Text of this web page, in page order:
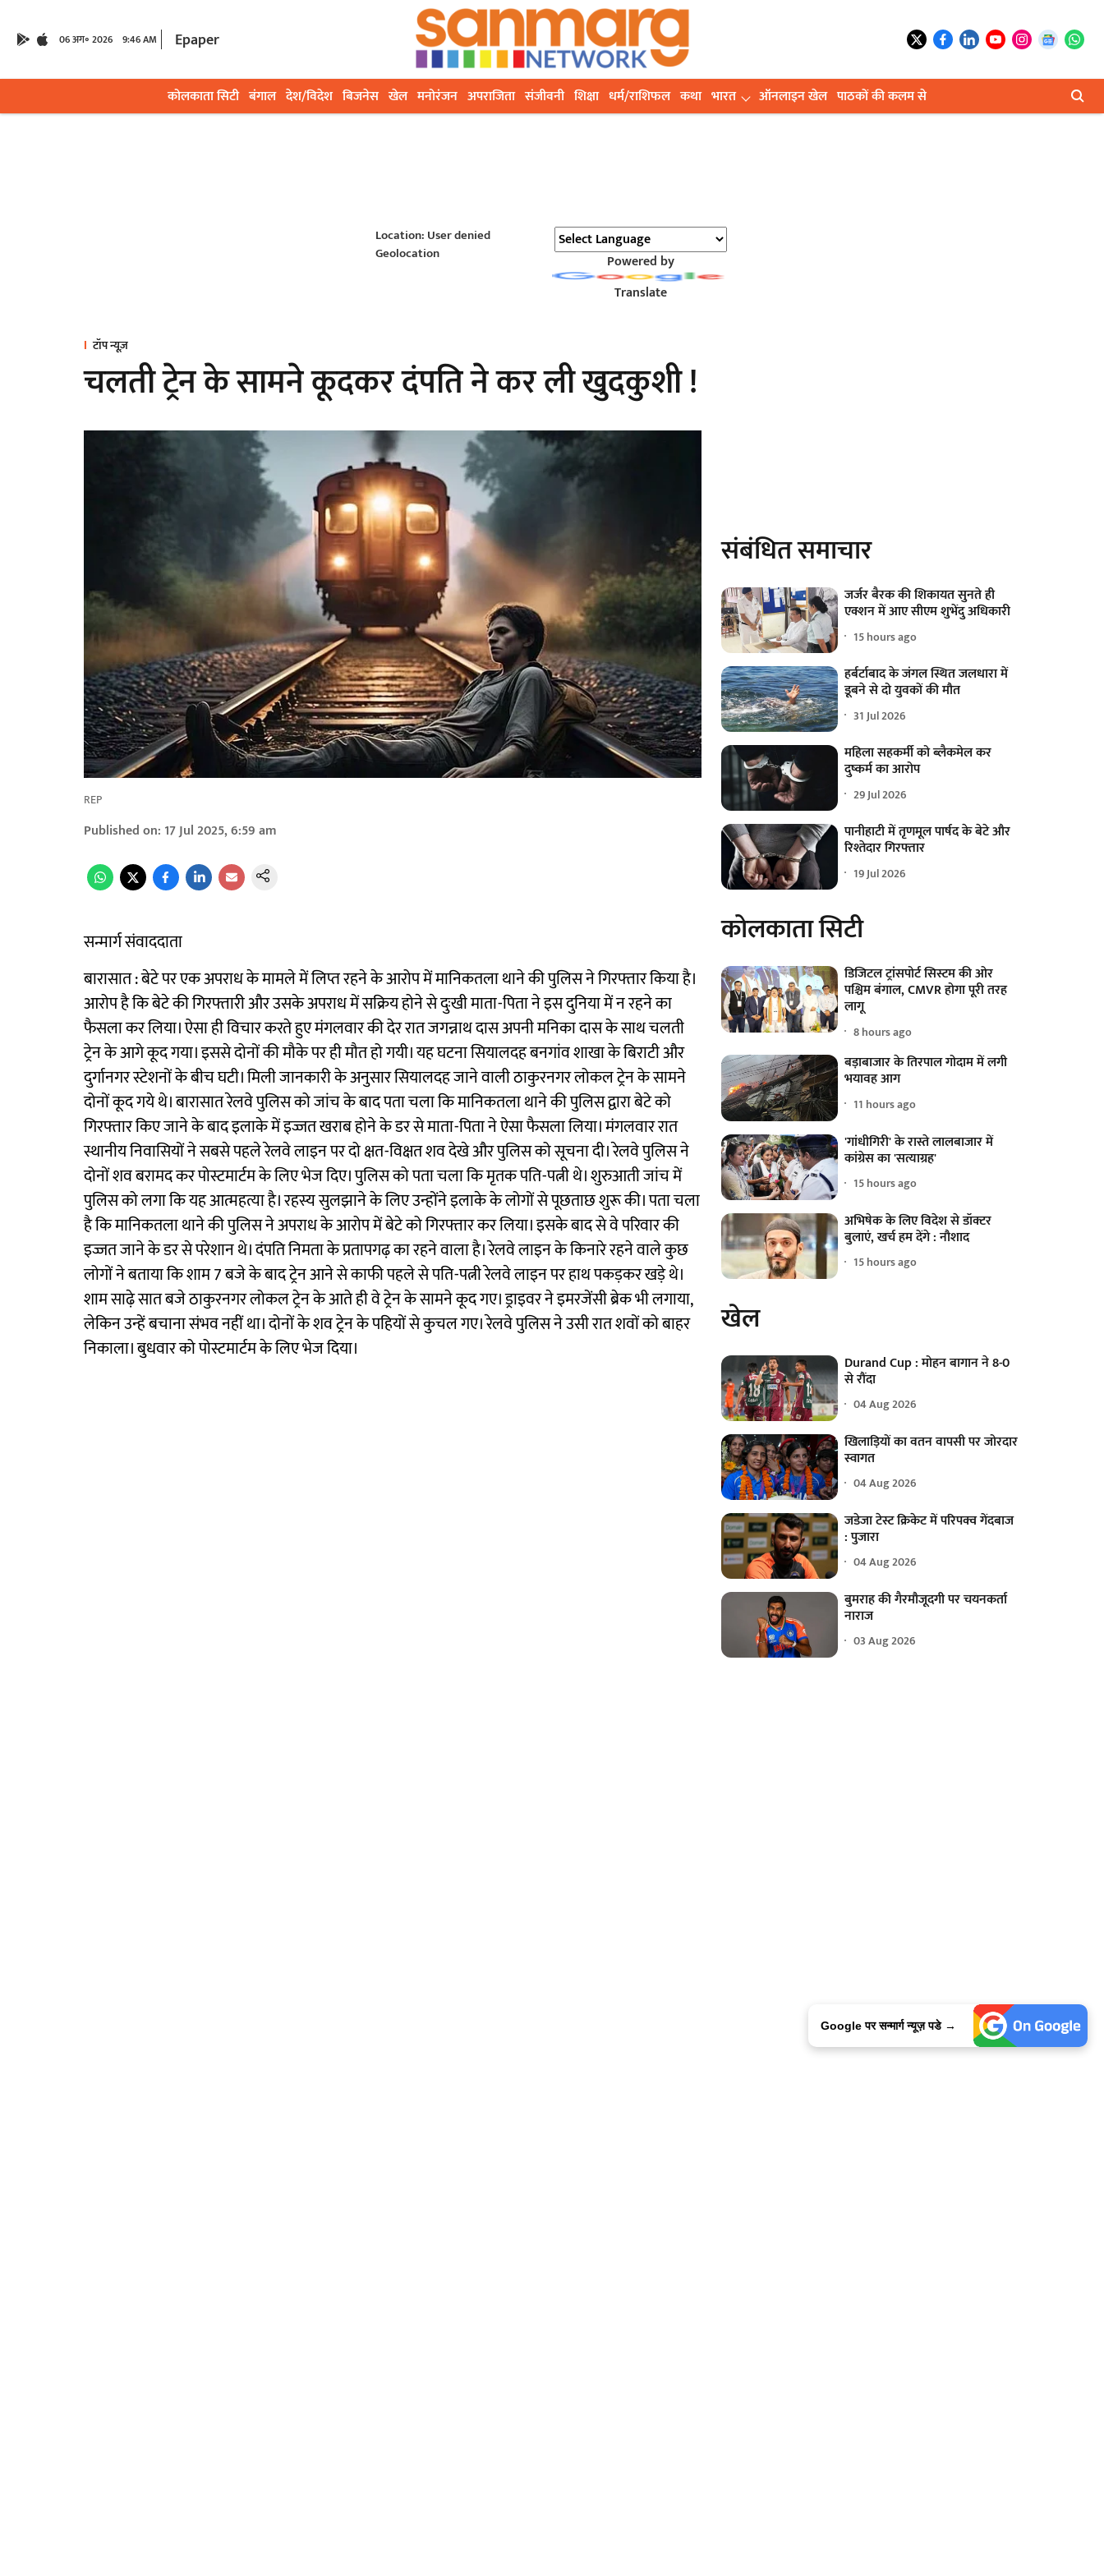
06 अग॰ 2026 9:46 AM Epaper
कोलकाता सिटी बंगाल देश/विदेश बिजनेस खेल मनोरंजन अपराजिता संजीवनी शिक्षा धर्म/राशिफल कथा भारत ऑनलाइन खेल पाठकों की कलम से
Location: User denied
Geolocation
Powered by
Translate
टॉप न्यूज़
चलती ट्रेन के सामने कूदकर दंपति ने कर ली खुदकुशी !
REP
Published on: 17 Jul 2025, 6:59 am
सन्मार्ग संवाददाता
बारासात : बेटे पर एक अपराध के मामले में लिप्त रहने के आरोप में मानिकतला थाने की पुलिस ने गिरफ्तार किया है।
आरोप है कि बेटे की गिरफ्तारी और उसके अपराध में सक्रिय होने से दुःखी माता-पिता ने इस दुनिया में न रहने का
फैसला कर लिया। ऐसा ही विचार करते हुए मंगलवार की देर रात जगन्नाथ दास अपनी मनिका दास के साथ चलती
ट्रेन के आगे कूद गया। इससे दोनों की मौके पर ही मौत हो गयी। यह घटना सियालदह बनगांव शाखा के बिराटी और
दुर्गानगर स्टेशनों के बीच घटी। मिली जानकारी के अनुसार सियालदह जाने वाली ठाकुरनगर लोकल ट्रेन के सामने
दोनों कूद गये थे। बारासात रेलवे पुलिस को जांच के बाद पता चला कि मानिकतला थाने की पुलिस द्वारा बेटे को
गिरफ्तार किए जाने के बाद इलाके में इज्जत खराब होने के डर से माता-पिता ने ऐसा फैसला लिया। मंगलवार रात
स्थानीय निवासियों ने सबसे पहले रेलवे लाइन पर दो क्षत-विक्षत शव देखे और पुलिस को सूचना दी। रेलवे पुलिस ने
दोनों शव बरामद कर पोस्टमार्टम के लिए भेज दिए। पुलिस को पता चला कि मृतक पति-पत्नी थे। शुरुआती जांच में
पुलिस को लगा कि यह आत्महत्या है। रहस्य सुलझाने के लिए उन्होंने इलाके के लोगों से पूछताछ शुरू की। पता चला
है कि मानिकतला थाने की पुलिस ने अपराध के आरोप में बेटे को गिरफ्तार कर लिया। इसके बाद से वे परिवार की
इज्जत जाने के डर से परेशान थे। दंपति निमता के प्रतापगढ़ का रहने वाला है। रेलवे लाइन के किनारे रहने वाले कुछ
लोगों ने बताया कि शाम 7 बजे के बाद ट्रेन आने से काफी पहले से पति-पत्नी रेलवे लाइन पर हाथ पकड़कर खड़े थे।
शाम साढ़े सात बजे ठाकुरनगर लोकल ट्रेन के आते ही वे ट्रेन के सामने कूद गए। ड्राइवर ने इमरजेंसी ब्रेक भी लगाया,
लेकिन उन्हें बचाना संभव नहीं था। दोनों के शव ट्रेन के पहियों से कुचल गए। रेलवे पुलिस ने उसी रात शवों को बाहर
निकाला। बुधवार को पोस्टमार्टम के लिए भेज दिया।
संबंधित समाचार
जर्जर बैरक की शिकायत सुनते ही
एक्शन में आए सीएम शुभेंदु अधिकारी
15 hours ago
हर्बर्टाबाद के जंगल स्थित जलधारा में
डूबने से दो युवकों की मौत
31 Jul 2026
महिला सहकर्मी को ब्लैकमेल कर
दुष्कर्म का आरोप
29 Jul 2026
पानीहाटी में तृणमूल पार्षद के बेटे और
रिश्तेदार गिरफ्तार
19 Jul 2026
कोलकाता सिटी
डिजिटल ट्रांसपोर्ट सिस्टम की ओर
पश्चिम बंगाल, CMVR होगा पूरी तरह
लागू
8 hours ago
बड़ाबाजार के तिरपाल गोदाम में लगी
भयावह आग
11 hours ago
'गांधीगिरी' के रास्ते लालबाजार में
कांग्रेस का 'सत्याग्रह'
15 hours ago
अभिषेक के लिए विदेश से डॉक्टर
बुलाएं, खर्च हम देंगे : नौशाद
15 hours ago
खेल
Durand Cup : मोहन बागान ने 8-0
से रौंदा
04 Aug 2026
खिलाड़ियों का वतन वापसी पर जोरदार
स्वागत
04 Aug 2026
जडेजा टेस्ट क्रिकेट में परिपक्व गेंदबाज
: पुजारा
04 Aug 2026
बुमराह की गैरमौजूदगी पर चयनकर्ता
नाराज
03 Aug 2026
Google पर सन्मार्ग न्यूज़ पडे →